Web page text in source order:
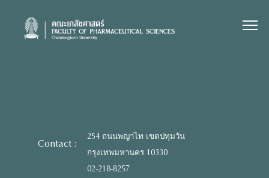
content
Contact :
254 ถนนพญาไท เขตปทุมวัน
กรุงเทพมหานคร 10330
02-218-8257